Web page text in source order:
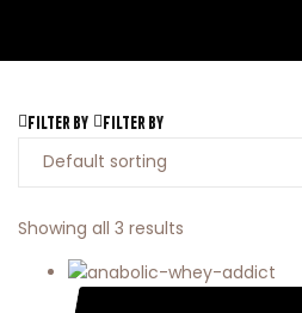
Filter by Filter by
Showing all 3 results